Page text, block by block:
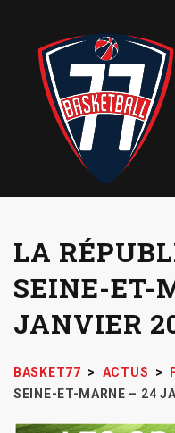
LA
SEINE-ET-
JANVIER
BASKET77 > ACTUS >
SEINE-ET-MARNE – 24